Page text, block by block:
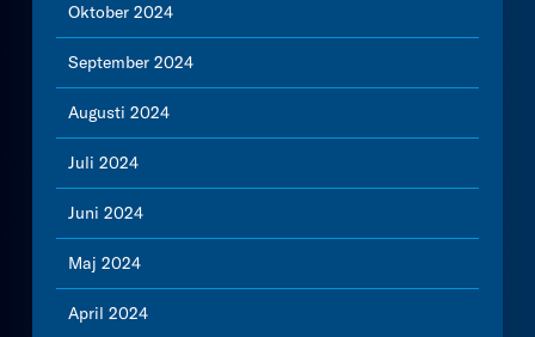
Oktober 2024
September 2024
Augusti 2024
Juli 2024
Juni 2024
Maj 2024
April 2024